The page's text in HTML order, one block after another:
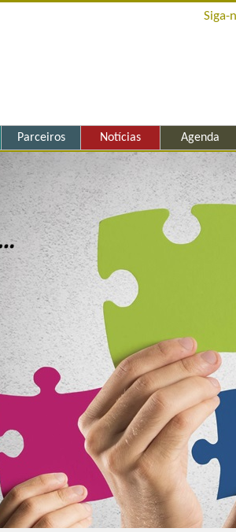
Siga-
Parceiros Notícias Agenda